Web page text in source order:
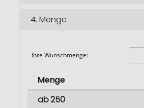
4. Menge
Ihre Wunschmenge:
Menge
ab 250